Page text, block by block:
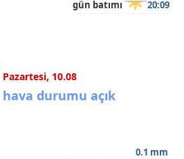
gün batımı 20:09
Pazartesi, 10.08
hava durumu açık
0.1 mm